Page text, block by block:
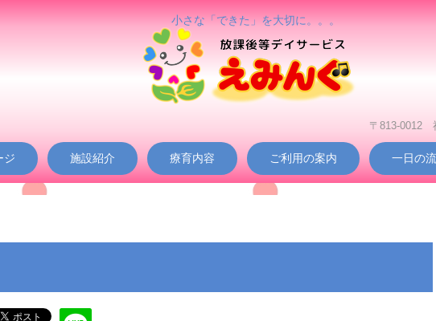
小さな「できた」を大切に。。。
〒813-0012
ジ 施設紹介 療育内容 ご利用の案内 一日の